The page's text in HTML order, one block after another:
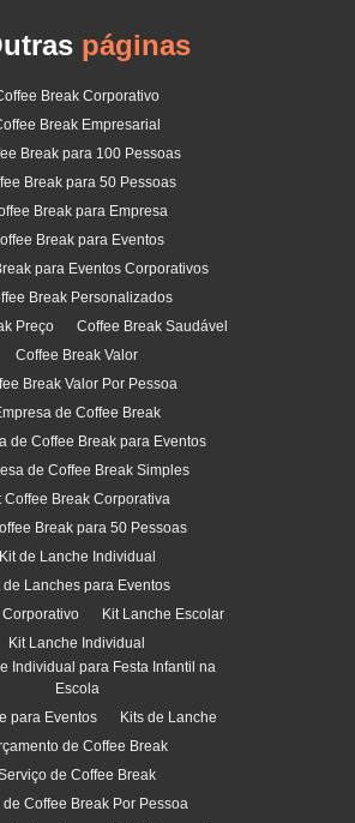
páginas
Break Corporativo
Break Empresarial
Break para 100 Pessoas
Break para 50 Pessoas
Break para Empresa
Break para Eventos
para Eventos Corporativos
Break Personalizados
Preço
Coffee Break Saudável
Coffee Break Valor
Break Valor Por Pessoa
de Coffee Break
de Coffee Break para Eventos
de Coffee Break Simples
Coffee Break Corporativa
Break para 50 Pessoas
Kit de Lanche Individual
de Lanches para Eventos
Corporativo
Kit Lanche Escolar
Kit Lanche Individual
Individual para Festa Infantil na
Escola
para Eventos
Kits de Lanche
de Coffee Break
de Coffee Break
de Coffee Break Por Pessoa